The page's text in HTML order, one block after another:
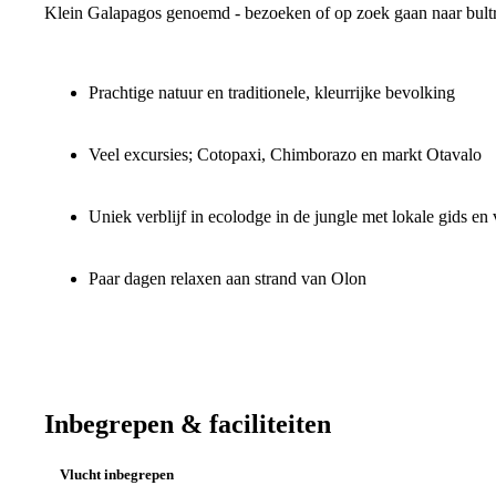
Klein Galapagos genoemd - bezoeken of op zoek gaan naar
Prachtige natuur en traditionele, kleurrijke bevolking
Veel excursies; Cotopaxi, Chimborazo en markt Otavalo
Uniek verblijf in ecolodge in de jungle met lokale gids en
Paar dagen relaxen aan strand van Olon
Inbegrepen & faciliteiten
Vlucht inbegrepen